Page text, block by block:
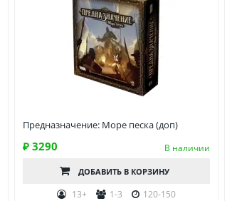
Предназначение: Море песка (доп)
₽ 3290 В наличии
ДОБАВИТЬ В КОРЗИНУ
13+ 1-3 120-150